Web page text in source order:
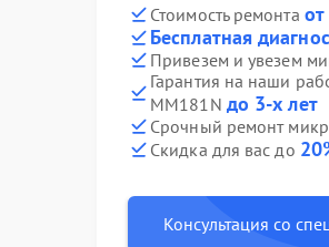
Стоимость ремонта
Бесплатная
Привезем и увезем
Гарантия на наши
MM181N до 3-х лет
Срочный ремонт
Скидка для вас до
Консультация со